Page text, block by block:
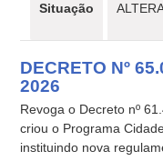
Situação
DECRETO Nº
2026
Revoga o Decreto nº
criou o Programa
instituindo nova